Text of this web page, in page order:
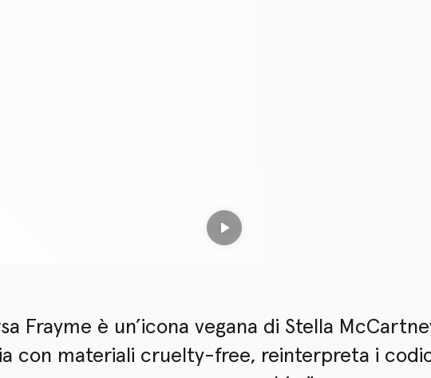
Play
Frayme è un’icona vegana di Stella
con materiali cruelty-free, reinterpreta i